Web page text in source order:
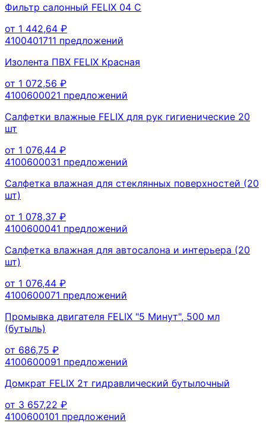
Фильтр салонный FELIX 04 С
от 1 442,64 ₽
4100401711 предложений
Изолента ПВХ FELIX Красная
от 1 072,56 ₽
4100600021 предложений
Салфетки влажные FELIX для рук гигиенические 20
шт
от 1 076,44 ₽
4100600031 предложений
Салфетка влажная для стеклянных поверхностей (20
шт)
от 1 078,37 ₽
4100600041 предложений
Салфетка влажная для автосалона и интерьера (20
шт)
от 1 076,44 ₽
4100600071 предложений
Промывка двигателя FELIX "5 Минут", 500 мл
(бутыль)
от 686,75 ₽
4100600091 предложений
Домкрат FELIX 2т гидравлический бутылочный
от 3 657,22 ₽
4100600101 предложений